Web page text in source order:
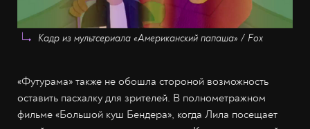
Кадр из мультсериала «Американский папаша» / Fox
«Футурама» также не обошла стороной возможность
оставить пасхалку для зрителей. В полнометражном
фильме «Большой куш Бендера», когда Лила посещает